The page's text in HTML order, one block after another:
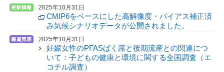
2025年10月31日
CMIP6をベースにした高解像度・バイアス補正済
み気候シナリオデータが公開されました。
2025年10月31日
妊娠女性のPFASばく露と後期流産との関連につ
いて：子どもの健康と環境に関する全国調査（エ
コチル調査）